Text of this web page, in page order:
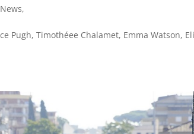
News,
Pugh, Timothéee Chalamet, Emma Watson,